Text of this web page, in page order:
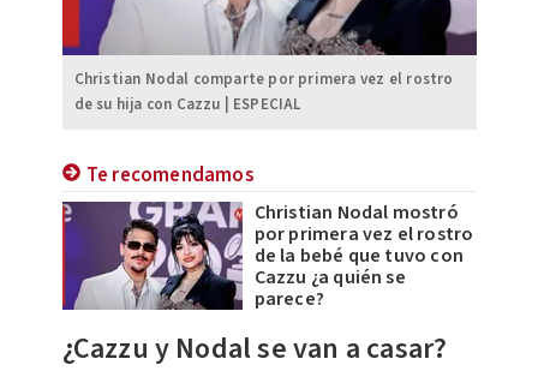
Christian Nodal comparte por primera vez el rostro
de su hija con Cazzu | ESPECIAL
Te recomendamos
Christian Nodal mostró
por primera vez el rostro
de la bebé que tuvo con
Cazzu ¿a quién se
parece?
¿Cazzu y Nodal se van a casar?